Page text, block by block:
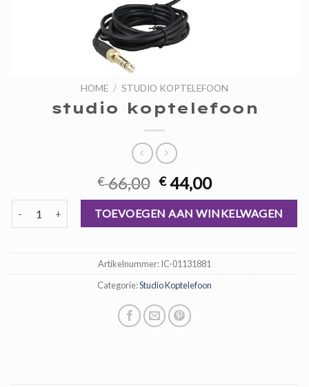
HOME / STUDIO KOPTELEFOON
studio koptelefoon
€66,00 Oorspronkelijke
prijs
was:
€ 66,00.
€44,00Huidige
prijs
is:
€ 44,00.
studio koptelefoon aantalTOEVOEGEN AAN WINKELWAGEN
Artikelnummer:IC-01131881
Categorie:Studio Koptelefoon